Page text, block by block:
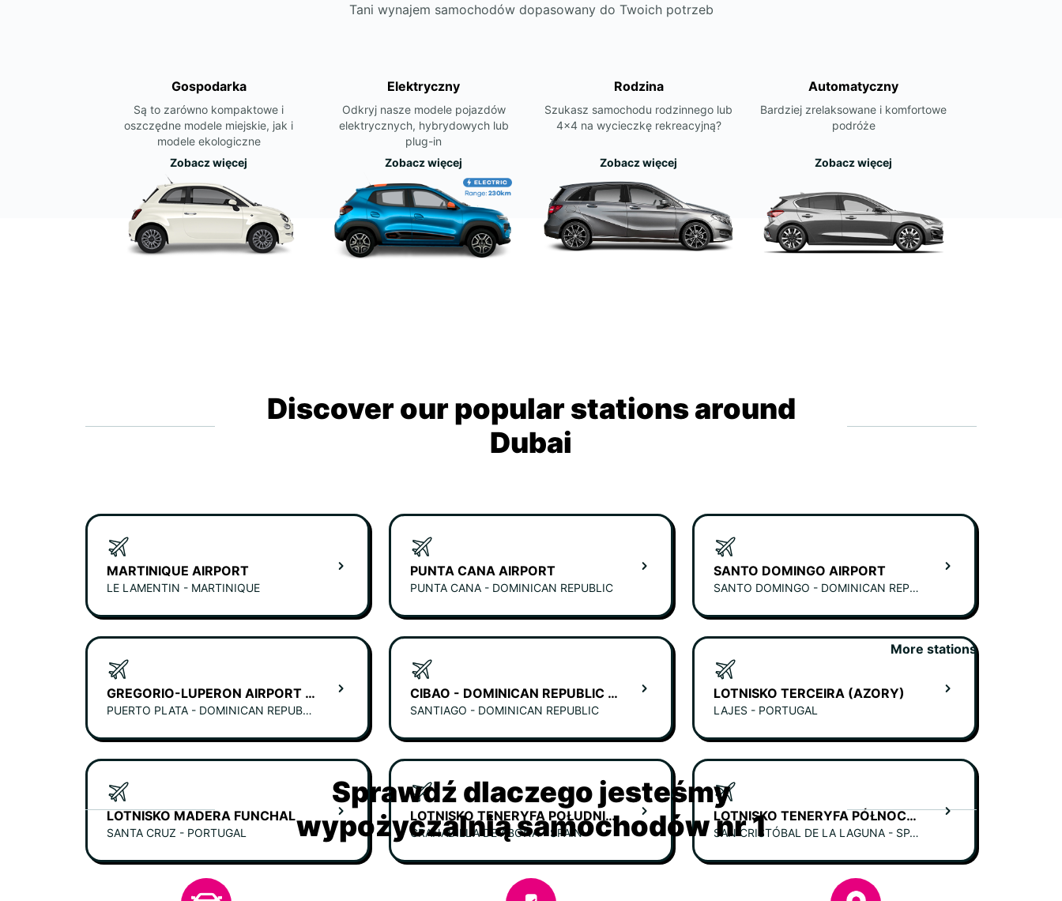
Tani wynajem samochodów dopasowany do Twoich potrzeb
Gospodarka
Są to zarówno kompaktowe i
oszczędne modele miejskie, jak i
modele ekologiczne
Zobacz więcej
Elektryczny
Odkryj nasze modele pojazdów
elektrycznych, hybrydowych lub
plug-in
Zobacz więcej
Rodzina
Szukasz samochodu rodzinnego lub
4x4 na wycieczkę rekreacyjną?
Zobacz więcej
Automatyczny
Bardziej zrelaksowane i komfortowe
podróże
Zobacz więcej
Discover our popular stations around
Dubai
MARTINIQUE AIRPORT
LE LAMENTIN - MARTINIQUE
PUNTA CANA AIRPORT
PUNTA CANA - DOMINICAN REPUBLIC
SANTO DOMINGO AIRPORT
SANTO DOMINGO - DOMINICAN REPUBLIC
GREGORIO-LUPERON AIRPORT (PUERTO PLATA)
PUERTO PLATA - DOMINICAN REPUBLIC
CIBAO - DOMINICAN REPUBLIC AIRPORT (SANTIAGO)
SANTIAGO - DOMINICAN REPUBLIC
LOTNISKO TERCEIRA (AZORY)
LAJES - PORTUGAL
LOTNISKO MADERA FUNCHAL
SANTA CRUZ - PORTUGAL
LOTNISKO TENERYFA POŁUDNIOWA
GRANADILLA DE ABONA - SPAIN
LOTNISKO TENERYFA PÓŁNOCNA
SAN CRISTÓBAL DE LA LAGUNA - SPAIN
More stations
Sprawdź dlaczego jesteśmy
wypożyczalnią samochodów nr 1